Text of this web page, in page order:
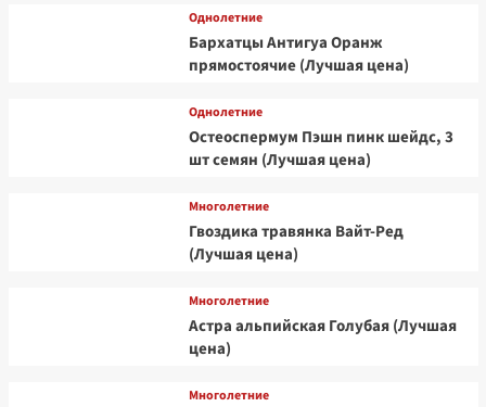
Однолетние
Бархатцы Антигуа Оранж
прямостоячие (Лучшая цена)
Однолетние
Остеоспермум Пэшн пинк шейдс, 3
шт семян (Лучшая цена)
Многолетние
Гвоздика травянка Вайт-Ред
(Лучшая цена)
Многолетние
Астра альпийская Голубая (Лучшая
цена)
Многолетние